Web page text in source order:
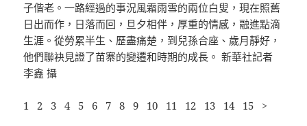
子偕老。一路經過的事況風霜雨雪的兩位白叟，現在照舊
日出而作，日落而回，旦夕相伴，厚重的情感，融進點滴
生涯。從勞累半生、歷盡痛楚，到兒孫合座、歲月靜好，
他們聯袂見證了苗寨的變遷和時期的成長。 新華社記者
李鑫 攝
1 2 3 4 5 6 7 8 9 10 11 12 13 14 15 >